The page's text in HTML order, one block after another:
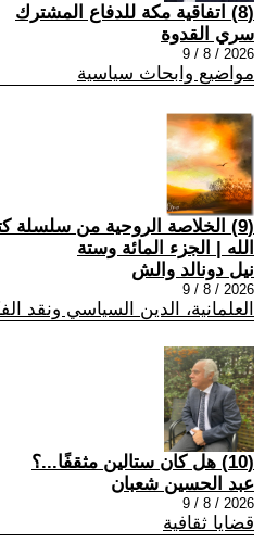
(8) اتفاقية مكة للدفاع المشترك
سري القدوة
2026 / 8 / 9
مواضيع وابحاث سياسية
(9) الخلاصة الروحية من سلسلة
الله | الجزء المائة وستة
نيل دونالد والش
2026 / 8 / 9
العلمانية، الدين السياسي ونقد
(10) هل كان ستالين مثقفًا...؟
عبد الحسين شعبان
2026 / 8 / 9
قضايا ثقافية